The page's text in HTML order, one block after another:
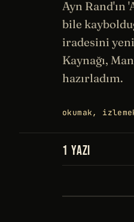
Ayn Rand'ın
bile
iradesini
Kaynağı,
hazırladım.
okumak,
1 YAZI